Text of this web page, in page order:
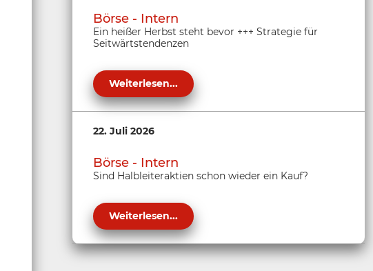
Börse - Intern
Ein heißer Herbst steht bevor +++ Strategie für
Seitwärtstendenzen
Weiterlesen...
22. Juli 2026
Börse - Intern
Sind Halbleiteraktien schon wieder ein Kauf?
Weiterlesen...